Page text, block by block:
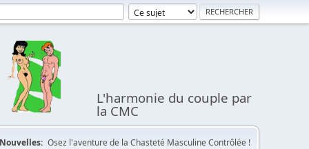
L'harmonie du couple par
la CMC
Nouvelles: Osez l'aventure de la Chasteté Masculine Contrôlée !